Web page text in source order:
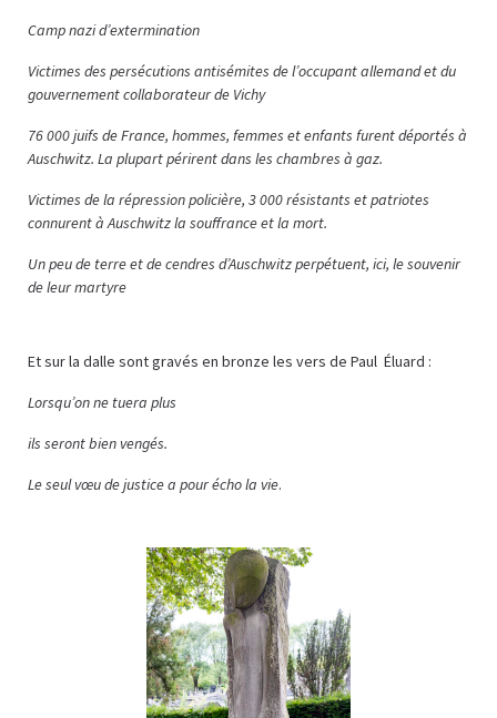
Camp nazi d’extermination
Victimes des persécutions antisémites de l’occupant allemand et du
gouvernement collaborateur de Vichy
76 000 juifs de France, hommes, femmes et enfants furent déportés à
Auschwitz. La plupart périrent dans les chambres à gaz.
Victimes de la répression policière, 3 000 résistants et patriotes
connurent à Auschwitz la souffrance et la mort.
Un peu de terre et de cendres d’Auschwitz perpétuent, ici, le souvenir
de leur martyre
Et sur la dalle sont gravés en bronze les vers de Paul Éluard :
Lorsqu’on ne tuera plus
ils seront bien vengés.
Le seul vœu de justice a pour écho la vie.